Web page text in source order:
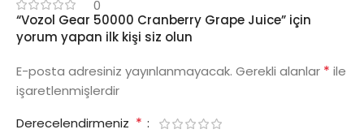
0
“Vozol Gear 50000 Cranberry Grape Juice” için
yorum yapan ilk kişi siz olun
E-posta adresiniz yayınlanmayacak. Gerekli alanlar * ile
işaretlenmişlerdir
Derecelendirmeniz *